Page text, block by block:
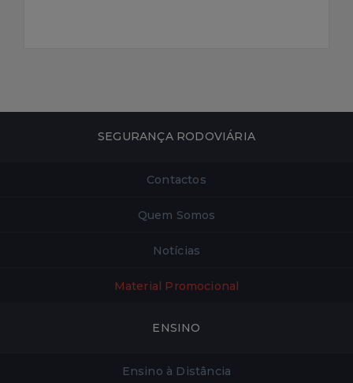
SEGURANÇA RODOVIÁRIA
Contactos
Quem Somos
Notícias
Material Promocional
ENSINO
Ensino à Distância